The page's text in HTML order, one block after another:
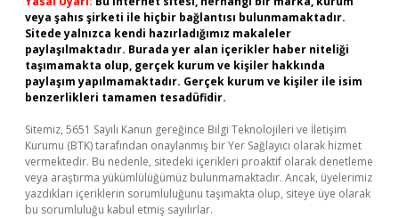
veya şahıs şirketi ile hiçbir bağlantısı bulunmamaktadır.
Sitede yalnızca kendi hazırladığımız makaleler
paylaşılmaktadır. Burada yer alan içerikler haber niteliği
taşımamakta olup, gerçek kurum ve kişiler hakkında
paylaşım yapılmamaktadır. Gerçek kurum ve kişiler ile isim
benzerlikleri tamamen tesadüfidir.
Sitemiz, 5651 Sayılı Kanun gereğince Bilgi Teknolojileri ve İletişim
Kurumu (BTK) tarafından onaylanmış bir Yer Sağlayıcı olarak hizmet
vermektedir. Bu nedenle, sitedeki içerikleri proaktif olarak denetleme
veya araştırma yükümlülüğümüz bulunmamaktadır. Ancak, üyelerimiz
yazdıkları içeriklerin sorumluluğunu taşımakta olup, siteye üye olarak
bu sorumluluğu kabul etmiş sayılırlar.